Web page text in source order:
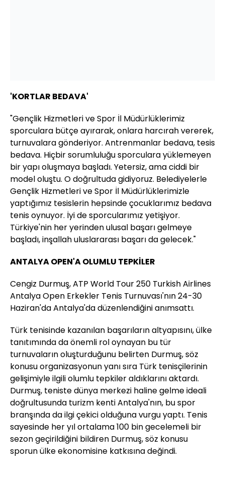
'KORTLAR BEDAVA'
"Gençlik Hizmetleri ve Spor İl Müdürlüklerimiz
sporculara bütçe ayırarak, onlara harcırah vererek,
turnuvalara gönderiyor. Antrenmanlar bedava, tesis
bedava. Hiçbir sorumluluğu sporculara yüklemeyen
bir yapı oluşmaya başladı. Yetersiz, ama ciddi bir
model oluştu. O doğrultuda gidiyoruz. Belediyelerle
Gençlik Hizmetleri ve Spor İl Müdürlüklerimizle
yaptığımız tesislerin hepsinde çocuklarımız bedava
tenis oynuyor. İyi de sporcularımız yetişiyor.
Türkiye'nin her yerinden ulusal başarı gelmeye
başladı, inşallah uluslararası başarı da gelecek."
ANTALYA OPEN'A OLUMLU TEPKİLER
Cengiz Durmuş, ATP World Tour 250 Turkish Airlines
Antalya Open Erkekler Tenis Turnuvası'nın 24-30
Haziran'da Antalya'da düzenlendiğini anımsattı.
Türk tenisinde kazanılan başarıların altyapısını, ülke
tanıtımında da önemli rol oynayan bu tür
turnuvaların oluşturduğunu belirten Durmuş, söz
konusu organizasyonun yanı sıra Türk tenisçilerinin
gelişimiyle ilgili olumlu tepkiler aldıklarını aktardı.
Durmuş, teniste dünya merkezi haline gelme ideali
doğrultusunda turizm kenti Antalya'nın, bu spor
branşında da ilgi çekici olduğuna vurgu yaptı. Tenis
sayesinde her yıl ortalama 100 bin gecelemeli bir
sezon geçirildiğini bildiren Durmuş, söz konusu
sporun ülke ekonomisine katkısına değindi.